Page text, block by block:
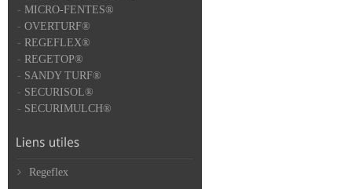
- MICRO-FENTES®
- OVERTURF®
- REGEFLEX®
- REGETOP®
- SANDY TURF®
- SECURISOL®
- SECURIMULCH®
Regeflex